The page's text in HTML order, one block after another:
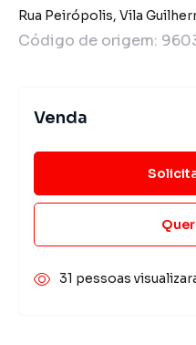
Rua Peirópolis, Vila
Código de origem:
Venda
31 pessoas